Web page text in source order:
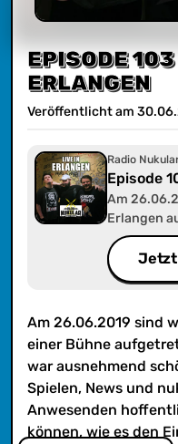
EPISODE
ERLANGEN
Veröffentlicht am 30.06.
Radio
Episode
Am
Erlangen
müssen
Mit einem
und
Jetzt
Am 26.06.2019 sind
einer Bühne
war ausnehmend
Spielen, News und
Anwesenden
können, wie es den